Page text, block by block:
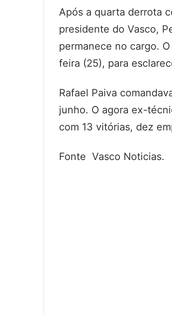
Após a quarta derrota
presidente do Vasco,
permanece no cargo.
feira (25), para
Rafael Paiva
junho. O agora ex-
com 13 vitórias, dez
Fonte Vasco Noticias.